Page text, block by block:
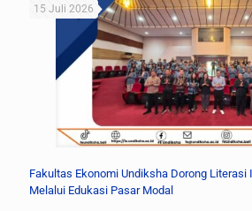
15 Juli 2026
Fakultas Ekonomi Undiksha Dorong
Melalui Edukasi Pasar Modal